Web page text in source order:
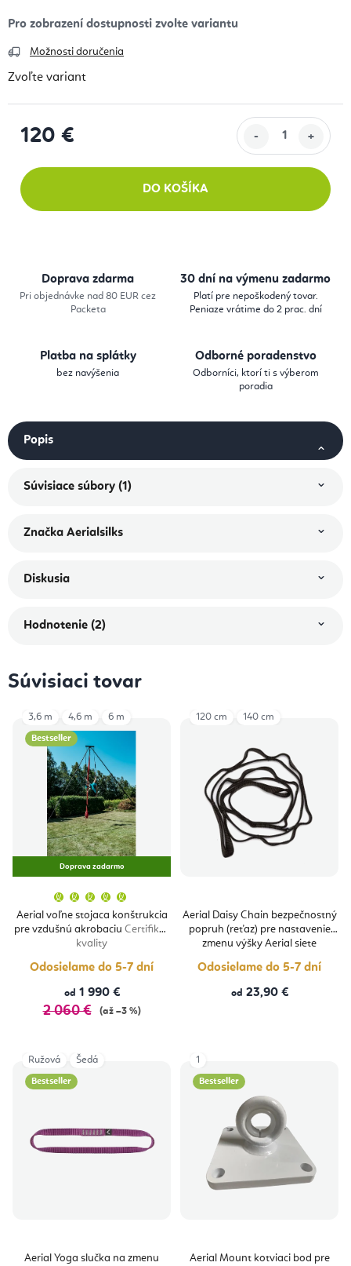
Možnosti doručenia
Zvoľte variant
120 €
DO KOŠÍKA
Doprava zdarma
Pri objednávke nad 80 EUR cez
Packeta
30 dní na výmenu zadarmo
Platí pre nepoškodený tovar.
Peniaze vrátime do 2 prac. dní
Platba na splátky
bez navýšenia
Odborné poradenstvo
Odborníci, ktorí ti s výberom
poradia
Popis
Súvisiace súbory (1)
Značka Aerialsilks
Diskusia
Hodnotenie (2)
Súvisiaci tovar
Bestseller
Doprava zadarmo
Aerial voľne stojaca konštrukcia
pre vzdušnú akrobaciu Certifikát
kvality
produktu
je
5,0
hviezdičiek.
Odosielame do 5-7 dní
od 1 990 €
2 060 € (až –3 %)
3,6 m 4,6 m 6 m
Aerial Daisy Chain bezpečnostný
popruh (reťaz) pre nastavenie
zmenu výšky Aerial siete
Odosielame do 5-7 dní
od 23,90 €
120 cm 140 cm
Bestseller
Aerial Yoga slučka na zmenu
Ružová Šedá
Bestseller
Aerial Mount kotviaci bod pre
1